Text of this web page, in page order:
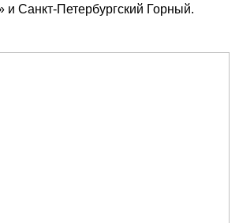
и Санкт-Петербургский Горный.